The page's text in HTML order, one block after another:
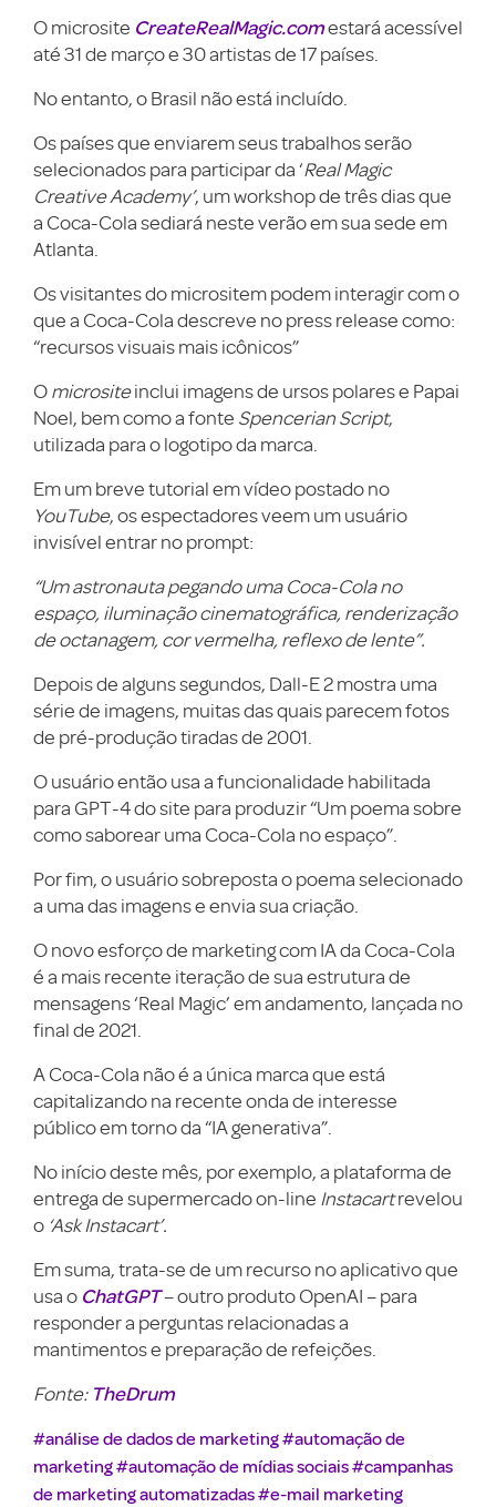
O microsite CreateRealMagic.comestará acessível
até 31 de março e 30 artistas de 17 países.
No entanto, o Brasil não está incluído.
Os países que enviarem seus trabalhos serão
selecionados para participar da ‘Real Magic
Creative Academy’, um workshop de três dias que
a Coca-Cola sediará neste verão em sua sede em
Atlanta.
Os visitantes do micrositem podem interagir com o
que a Coca-Cola descreve no press release como:
“recursos visuais mais icônicos”
O micrositeinclui imagens de ursos polares e Papai
Noel, bem como a fonte Spencerian Script,
utilizada para o logotipo da marca.
Em um breve tutorial em vídeo postado no
YouTube, os espectadores veem um usuário
invisível entrar no prompt:
“Um astronauta pegando uma Coca-Cola no
espaço, iluminação cinematográfica, renderização
de octanagem, cor vermelha, reflexo de lente”.
Depois de alguns segundos, Dall-E 2 mostra uma
série de imagens, muitas das quais parecem fotos
de pré-produção tiradas de 2001.
O usuário então usa a funcionalidade habilitada
para GPT-4 do site para produzir “Um poema sobre
como saborear uma Coca-Cola no espaço”.
Por fim, o usuário sobreposta o poema selecionado
a uma das imagens e envia sua criação.
O novo esforço de marketing com IA da Coca-Cola
é a mais recente iteração de sua estrutura de
mensagens ‘Real Magic’ em andamento, lançada no
final de 2021.
A Coca-Cola não é a única marca que está
capitalizando na recente onda de interesse
público em torno da “IA generativa”.
No início deste mês, por exemplo, a plataforma de
entrega de supermercado on-line Instacartrevelou
o ‘Ask Instacart’.
Em suma, trata-se de um recurso no aplicativo que
usa o ChatGPT – outro produto OpenAI – para
responder a perguntas relacionadas a
mantimentos e preparação de refeições.
Fonte: TheDrum
#análise de dados de marketing#automação de
marketing#automação de mídias sociais#campanhas
de marketing automatizadas#e-mail marketing